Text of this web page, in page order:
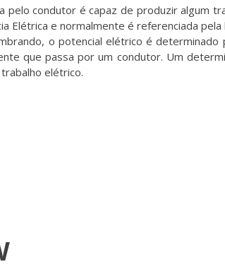
condutor é capaz de produzir algum
Elétrica e normalmente é referenciada
o potencial elétrico é determinado
que passa por um condutor. Um
elétrico.